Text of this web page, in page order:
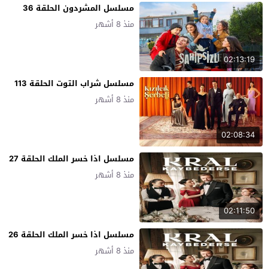
02:13:19
مسلسل المشردون الحلقة 36
منذ 8 أشهر
02:08:34
مسلسل شراب التوت الحلقة 113
منذ 8 أشهر
02:11:50
مسلسل اذا خسر الملك الحلقة 27
منذ 8 أشهر
مسلسل اذا خسر الملك الحلقة 26
منذ 8 أشهر